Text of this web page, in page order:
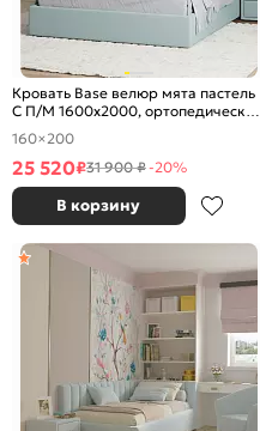
Кровать Base велюр мята пастель
С П/М 1600x2000, ортопедическое
основание, без изголовья
160×200
25 520₽31 900 ₽-20%
В корзину